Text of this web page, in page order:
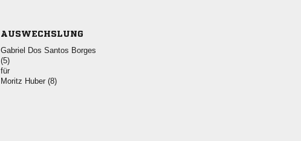
AUSWECHSLUNG
   

für
  